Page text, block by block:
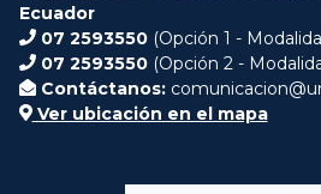
Ecuador
07 2593550 (Opción 1 -
07 2593550 (Opción 2 -
Contáctanos:
Ver ubicación en el mapa